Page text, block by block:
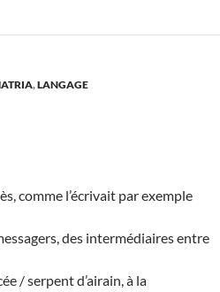
,LANGAGE
comme l’écrivait par exemple
des intermédiaires entre
/ serpent d’airain, à la